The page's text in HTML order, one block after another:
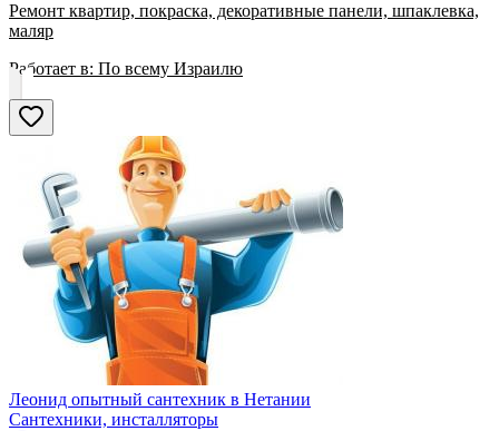
Ремонт квартир, покраска, декоративные панели, шпаклевка,
маляр
Работает в: По всему Израилю
Леонид опытный сантехник в Нетании
Сантехники, инсталляторы